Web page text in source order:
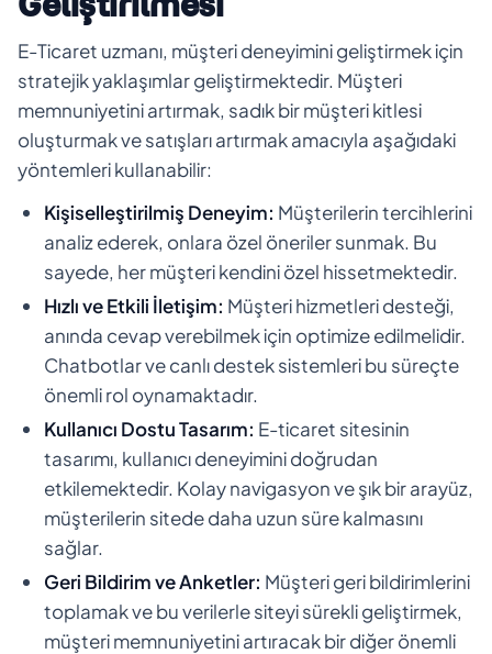
E-Ticaret uzmanı, müşteri deneyimini geliştirmek için
stratejik yaklaşımlar geliştirmektedir. Müşteri
memnuniyetini artırmak, sadık bir müşteri kitlesi
oluşturmak ve satışları artırmak amacıyla aşağıdaki
yöntemleri kullanabilir:
Kişiselleştirilmiş Deneyim: Müşterilerin tercihlerini
analiz ederek, onlara özel öneriler sunmak. Bu
sayede, her müşteri kendini özel hissetmektedir.
Hızlı ve Etkili İletişim: Müşteri hizmetleri desteği,
anında cevap verebilmek için optimize edilmelidir.
Chatbotlar ve canlı destek sistemleri bu süreçte
önemli rol oynamaktadır.
Kullanıcı Dostu Tasarım: E-ticaret sitesinin
tasarımı, kullanıcı deneyimini doğrudan
etkilemektedir. Kolay navigasyon ve şık bir arayüz,
müşterilerin sitede daha uzun süre kalmasını
sağlar.
Geri Bildirim ve Anketler: Müşteri geri bildirimlerini
toplamak ve bu verilerle siteyi sürekli geliştirmek,
müşteri memnuniyetini artıracak bir diğer önemli